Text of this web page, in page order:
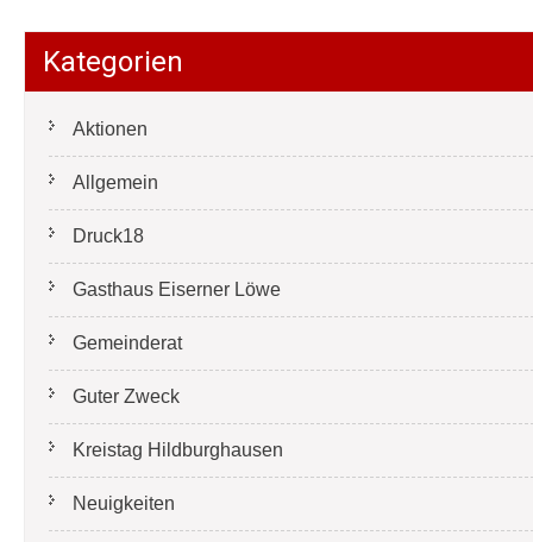
Kategorien
Aktionen
Allgemein
Druck18
Gasthaus Eiserner Löwe
Gemeinderat
Guter Zweck
Kreistag Hildburghausen
Neuigkeiten